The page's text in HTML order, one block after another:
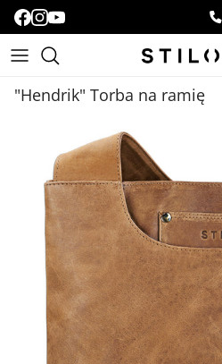
"Hendrik" Torba na ramię